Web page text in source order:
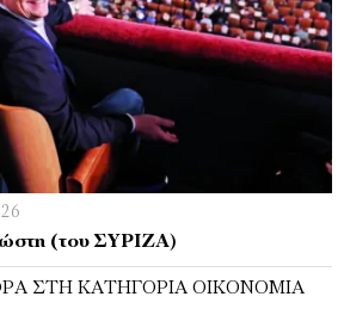
(του ΣΥΡΙΖΑ)
ΣΤΗ ΚΑΤΗΓΟΡΊΑ ΟΙΚΟΝΟΜΊΑ